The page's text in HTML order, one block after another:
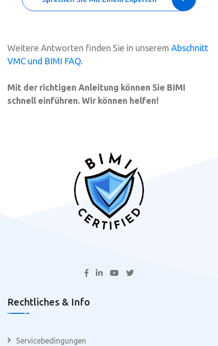
Weitere Antworten finden Sie in unserem Abschnitt
VMC und BIMI FAQ.
Mit der richtigen Anleitung können Sie BIMI
schnell einführen. Wir können helfen!
Rechtliches & Info
Servicebedingungen